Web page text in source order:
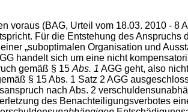
(BAG, Urteil vom 18.03. 2010 - 8
Für die Entstehung des Anspruchs
„suboptimalen Organisation und
handelt sich um eine nicht
gemäß § 15 Abs. 1 AGG geht, also
§ 15 Abs. 1 Satz 2 AGG
nach Abs. 2
des Benachteiligungsverbotes